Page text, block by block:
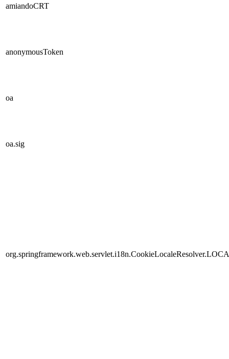
amiandoCRT
anonymousToken
oa
oa.sig